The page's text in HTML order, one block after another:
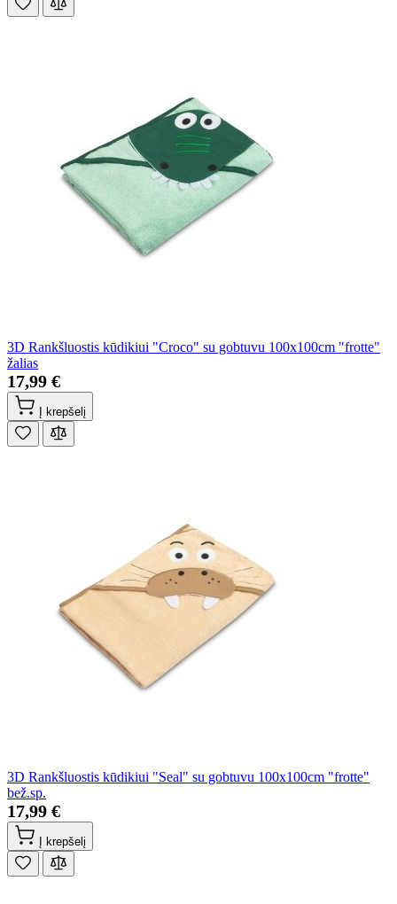
3D Rankšluostis kūdikiui "Croco" su gobtuvu 100x100cm "frotte"
žalias
17,99 €
Į krepšelį
3D Rankšluostis kūdikiui "Seal" su gobtuvu 100x100cm "frotte"
bež.sp.
17,99 €
Į krepšelį